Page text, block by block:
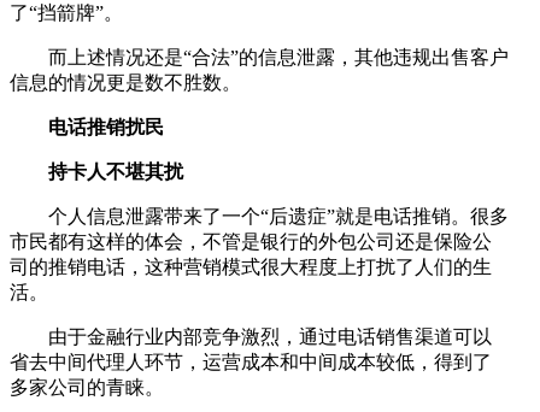
了“挡箭牌”。
而上述情况还是“合法”的信息泄露，其他违规出售客户
信息的情况更是数不胜数。
电话推销扰民
持卡人不堪其扰
个人信息泄露带来了一个“后遗症”就是电话推销。很多
市民都有这样的体会，不管是银行的外包公司还是保险公
司的推销电话，这种营销模式很大程度上打扰了人们的生
活。
由于金融行业内部竞争激烈，通过电话销售渠道可以
省去中间代理人环节，运营成本和中间成本较低，得到了
多家公司的青睐。